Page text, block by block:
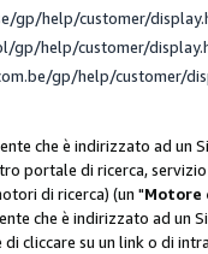
gp/help/customer/
gp/help/customer/
gp/help/customer/
che è indirizzato ad un
portale di ricerca,
di ricerca) (un "Motore
che è indirizzato ad un
cliccare su un link o di